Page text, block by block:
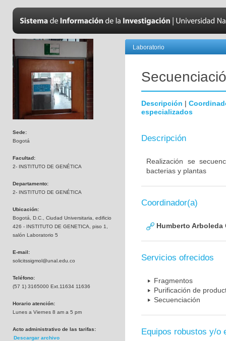
Sede:
Bogotá
Facultad:
2- INSTITUTO DE GENÉTICA
Departamento:
2- INSTITUTO DE GENÉTICA
Ubicación:
Bogotá, D.C., Ciudad Universitaria, edificio
426 - INSTITUTO DE GENETICA, piso 1,
salón Laboratorio 5
E-mail:
solicitssigmol@unal.edu.co
Teléfono:
(57 1) 3165000 Ext.11634 11636
Horario atención:
Lunes a Viernes 8 am a 5 pm
Acto administrativo de las tarifas:
Descargar archivo
Laboratorio
Descripción |
especializados
Descripción
Realización se
bacterias y plantas
Coordinador(a)
Humberto Arboleda
Servicios ofrecidos
Fragmentos
Purificación de
Secuenciación
Equipos robustos y/o